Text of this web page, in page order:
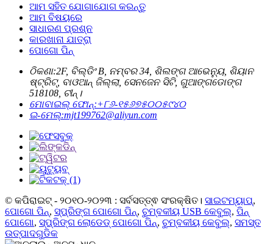
ଆମ ସହିତ ଯୋଗାଯୋଗ କରନ୍ତୁ
ଆମ ବିଷୟରେ
ସାଧାରଣ ପ୍ରଶ୍ନ
କାରଖାନା ଯାତ୍ରା
ପୋଗୋ ପିନ୍
ଠିକଣା:2F, ବିଲ୍ଡିଂ B, ନମ୍ବର 34, ଶିଲଙ୍ଗ ଆଭେନ୍ୟୁ, ଶିୟାନ
ଷ୍ଟ୍ରିଟ୍, ବାଓଆନ୍ ଜିଲ୍ଲା, ସେନଜେନ ସିଟି, ଗୁଆଙ୍ଗଡୋଙ୍ଗ
518108, ଚୀନ୍।
ମୋବାଇଲ୍ ଫୋନ୍:+୮୬-୧୫୬୭୫୦୦୫୯୪୦
ଇ-ମେଲ୍:mjt199762@aliyun.com
© କପିରାଇଟ୍ - ୨୦୧୦-୨୦୨୩ : ସର୍ବସତ୍ତ୍ଵ ସଂରକ୍ଷିତ। ସାଇଟମ୍ୟାପ୍,
ପୋଗୋ ପିନ୍, ସ୍ପ୍ରିଙ୍ଗ ପୋଗୋ ପିନ୍, ଚୁମ୍ବକୀୟ USB କେବୁଲ୍, ପିନ୍
ପୋଗୋ, ସ୍ପ୍ରିଙ୍ଗ ଲୋଡେଡ୍ ପୋଗୋ ପିନ୍, ଚୁମ୍ବକୀୟ କେବୁଲ୍, ସମସ୍ତ
ଉତ୍ପାଦଗୁଡିକ